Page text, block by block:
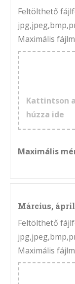
Feltölthető
Maximális
Kattintson
húzza ide
Maximális
Március,
Feltölthető
Maximális